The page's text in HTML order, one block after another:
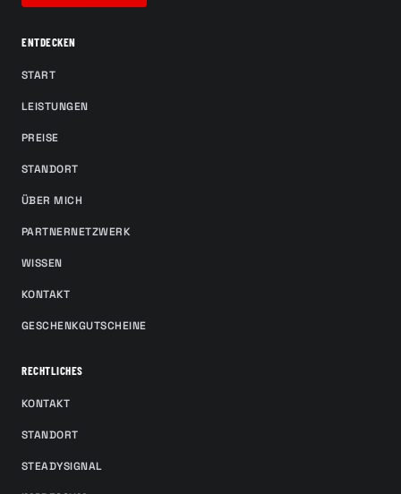
ENTDECKEN
START
LEISTUNGEN
PREISE
STANDORT
ÜBER MICH
PARTNERNETZWERK
WISSEN
KONTAKT
GESCHENKGUTSCHEINE
RECHTLICHES
KONTAKT
STANDORT
STEADYSIGNAL